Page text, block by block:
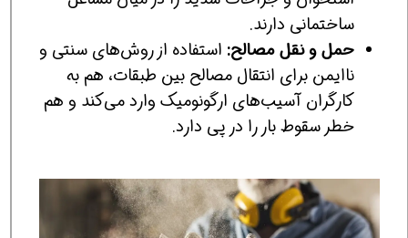
ساختمانی دارند.
حمل و نقل مصالح: استفاده از روش‌های سنتی و
ناایمن برای انتقال مصالح بین طبقات، هم به
کارگران آسیب‌های ارگونومیک وارد می‌کند و هم
خطر سقوط بار را در پی دارد.